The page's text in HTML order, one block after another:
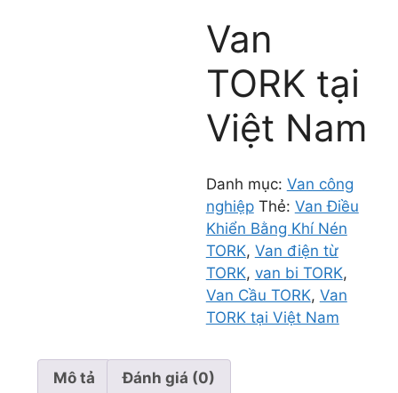
Van
TORK tại
Việt Nam
Danh mục: Van công
nghiệp Thẻ: Van Điều
Khiển Bằng Khí Nén
TORK, Van điện từ
TORK, van bi TORK,
Van Cầu TORK, Van
TORK tại Việt Nam
Mô tả Đánh giá (0)